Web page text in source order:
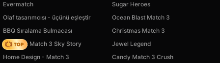
Evermatch
Sugar Heroes
Olaf tasarımcısı - üçünü eşleştir
Ocean Blast Match 3
BBQ Sıralama Bulmacası
Christmas Match 3
Diamant: Match 3 Sky Story
Jewel Legend
Home Design - Match 3
Candy Match 3 Crush